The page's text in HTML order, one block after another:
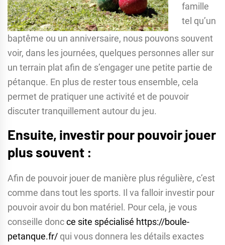
famille
tel qu’un
baptême ou un anniversaire, nous pouvons souvent
voir, dans les journées, quelques personnes aller sur
un terrain plat afin de s’engager une petite partie de
pétanque. En plus de rester tous ensemble, cela
permet de pratiquer une activité et de pouvoir
discuter tranquillement autour du jeu.
Ensuite, investir pour pouvoir jouer
plus souvent :
Afin de pouvoir jouer de manière plus régulière, c’est
comme dans tout les sports. Il va falloir investir pour
pouvoir avoir du bon matériel. Pour cela, je vous
conseille doncce site spécialisé https://boule-
petanque.fr/ qui vous donnera les détails exactes